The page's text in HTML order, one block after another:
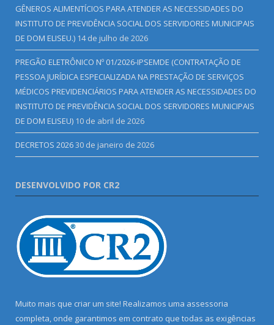
GÊNEROS ALIMENTÍCIOS PARA ATENDER AS NECESSIDADES DO
INSTITUTO DE PREVIDÊNCIA SOCIAL DOS SERVIDORES MUNICIPAIS
DE DOM ELISEU.) 14 de julho de 2026
PREGÃO ELETRÔNICO Nº 01/2026-IPSEMDE (CONTRATAÇÃO DE
PESSOA JURÍDICA ESPECIALIZADA NA PRESTAÇÃO DE SERVIÇOS
MÉDICOS PREVIDENCIÁRIOS PARA ATENDER AS NECESSIDADES DO
INSTITUTO DE PREVIDÊNCIA SOCIAL DOS SERVIDORES MUNICIPAIS
DE DOM ELISEU) 10 de abril de 2026
DECRETOS 202630 de janeiro de 2026
DESENVOLVIDO POR CR2
Muito mais que criar um site! Realizamos uma assessoria
completa, onde garantimos em contrato que todas as exigências